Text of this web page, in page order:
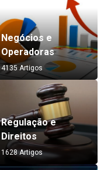
Negócios e
Operadoras
4135 Artigos
Regulação e
Direitos
1628 Artigos